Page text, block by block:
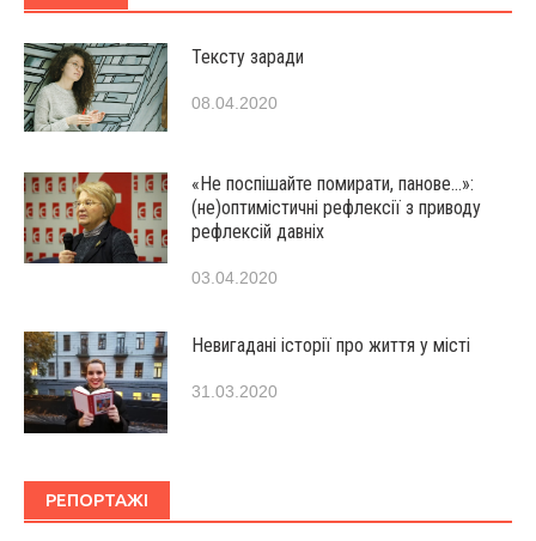
Тексту заради
08.04.2020
«Не поспішайте помирати, панове…»:
(не)оптимістичні рефлексії з приводу
рефлексій давніх
03.04.2020
Невигадані історії про життя у місті
31.03.2020
РЕПОРТАЖІ